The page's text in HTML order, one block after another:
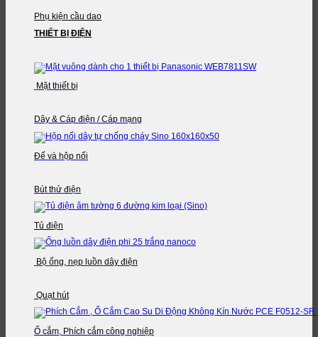
Phụ kiện cầu dao
THIẾT BỊ ĐIỆN
Mặt thiết bị
Dây & Cáp điện / Cáp mạng
Đế và hộp nối
Bút thử điện
Tủ điện
Bộ ống, nẹp luồn dây điện
Quạt hút
Ổ cắm, Phích cắm công nghiệp